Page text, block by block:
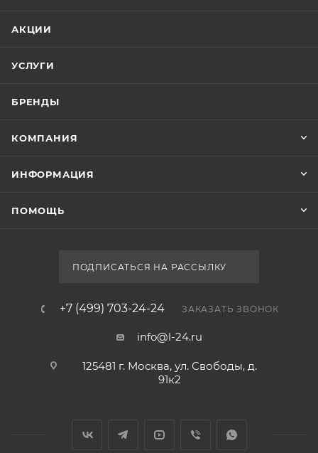
АКЦИИ
УСЛУГИ
БРЕНДЫ
КОМПАНИЯ
ИНФОРМАЦИЯ
ПОМОЩЬ
ПОДПИСАТЬСЯ НА РАССЫЛКУ
+7 (499) 703-24-24 ЗАКАЗАТЬ ЗВОНОК
info@l-24.ru
125481 г. Москва, ул. Свободы, д.
91к2